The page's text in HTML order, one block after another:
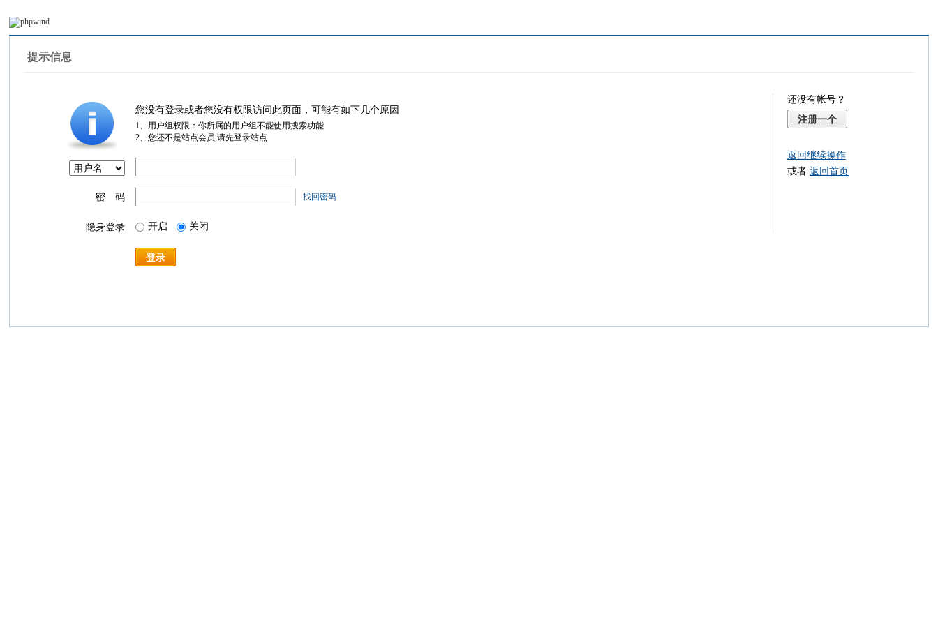
提示信息
您没有登录或者您没有权限访问此页面，可能有如下几个原因
1、用户组权限：你所属的用户组不能使用搜索功能
2、您还不是站点会员,请先登录站点
密 码 找回密码
隐身登录 开启 关闭
登录
还没有帐号？
注册一个
返回继续操作
或者 返回首页